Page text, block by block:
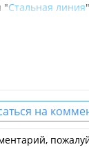
"Стальная линия
"
"
материалов:
на